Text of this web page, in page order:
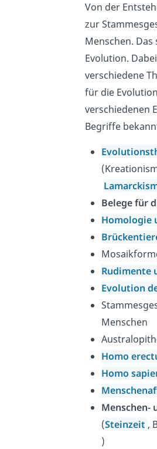
Von der
zur
Menschen.
Evolution.
verschiedene
für die
verschiedenen
Begriffe
Belege für
Homologie
Rudimente
Evolution
Menschen
Homo
Homo
Menschen-
(Steinzeit ,
)